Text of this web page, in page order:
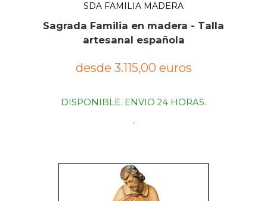
SDA FAMILIA MADERA
Sagrada Familia en madera - Talla
artesanal española
desde 3.115,00 euros
DISPONIBLE. ENVIO 24 HORAS.
.